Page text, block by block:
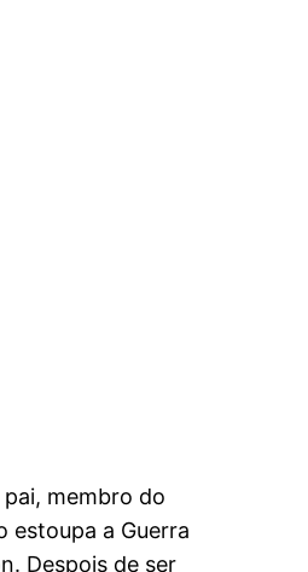
membro do
estoupa a Guerra
Despois de ser